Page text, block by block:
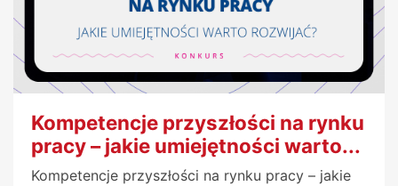
Kompetencje przyszłości na rynku
pracy – jakie umiejętności warto...
Kompetencje przyszłości na rynku pracy – jakie